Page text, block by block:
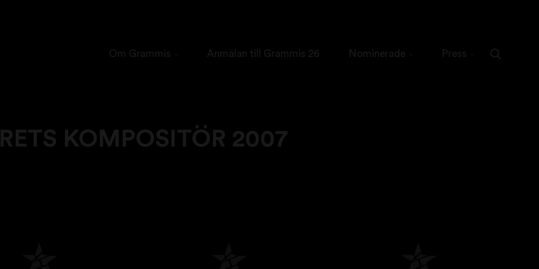
Om Grammis Anmälan till Grammis 26 Nominerade Press
KOMPOSITÖR 2007